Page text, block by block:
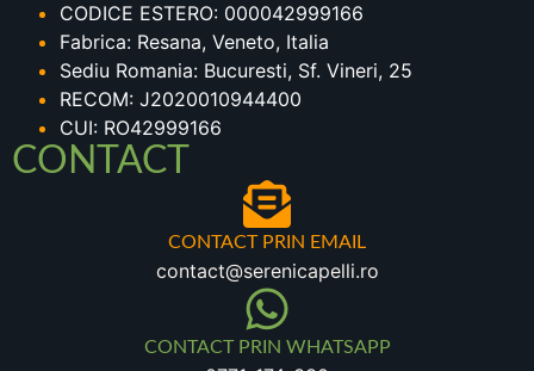
CODICE ESTERO: 000042999166
Fabrica: Resana, Veneto, Italia
Sediu Romania: Bucuresti, Sf. Vineri, 25
RECOM: J2020010944400
CUI: RO42999166
CONTACT
CONTACT PRIN EMAIL
contact@serenicapelli.ro
CONTACT PRIN WHATSAPP